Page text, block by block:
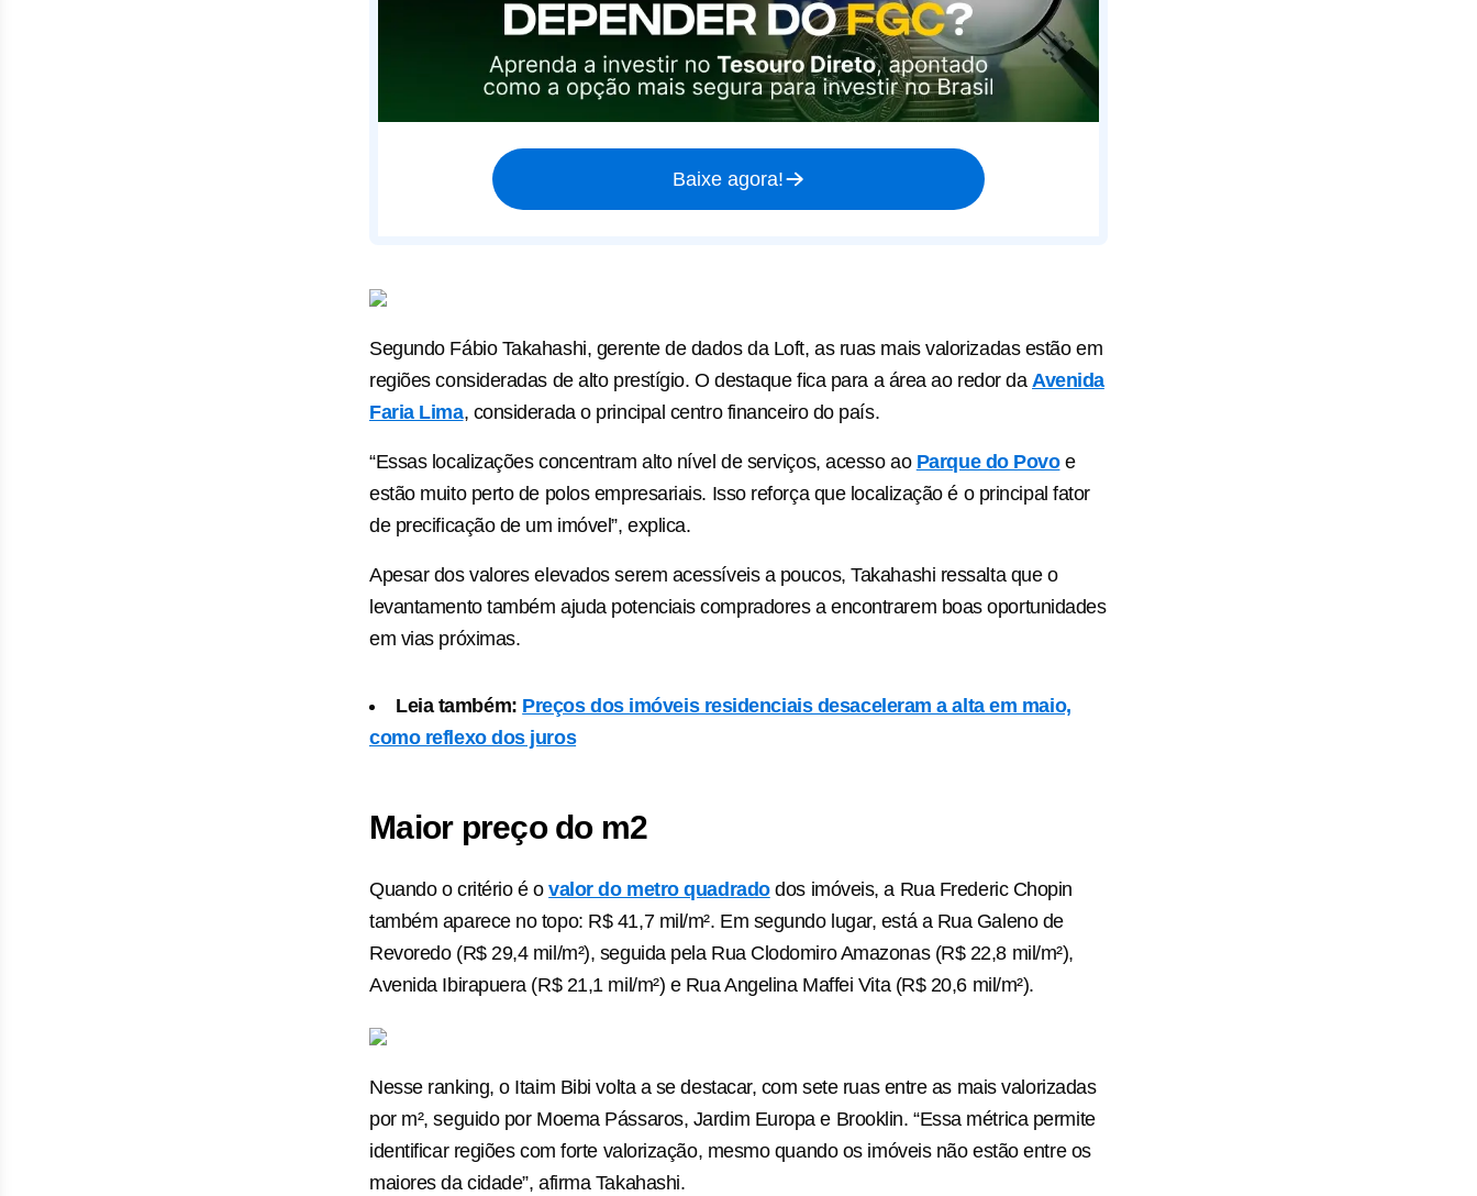
Baixe agora!
Segundo Fábio Takahashi, gerente de dados da Loft, as ruas mais valorizadas estão em
regiões consideradas de alto prestígio. O destaque fica para a área ao redor da Avenida
Faria Lima, considerada o principal centro financeiro do país.
“Essas localizações concentram alto nível de serviços, acesso ao Parque do Povoe
estão muito perto de polos empresariais. Isso reforça que localização é o principal fator
de precificação de um imóvel”, explica.
Apesar dos valores elevados serem acessíveis a poucos, Takahashi ressalta que o
levantamento também ajuda potenciais compradores a encontrarem boas oportunidades
em vias próximas.
Leia também: Preços dos imóveis residenciais desaceleram a alta em maio,
como reflexo dos juros
Maior preço do m2
Quando o critério é ovalor do metro quadradodos imóveis, a Rua Frederic Chopin
também aparece no topo: R$ 41,7 mil/m². Em segundo lugar, está a Rua Galeno de
Revoredo (R$ 29,4 mil/m²), seguida pela Rua Clodomiro Amazonas (R$ 22,8 mil/m²),
Avenida Ibirapuera (R$ 21,1 mil/m²) e Rua Angelina Maffei Vita (R$ 20,6 mil/m²).
Nesse ranking, o Itaim Bibi volta a se destacar, com sete ruas entre as mais valorizadas
por m², seguido por Moema Pássaros, Jardim Europa e Brooklin. “Essa métrica permite
identificar regiões com forte valorização, mesmo quando os imóveis não estão entre os
maiores da cidade”, afirma Takahashi.